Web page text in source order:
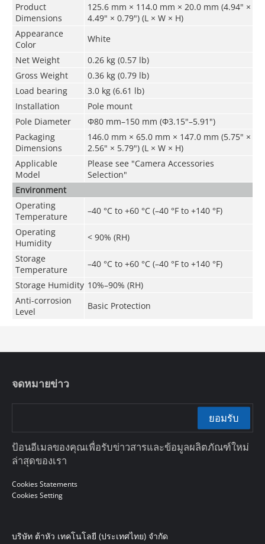
Product
Dimensions
125.6 mm × 114.0 mm × 20.0 mm (4.94" ×
4.49" × 0.79") (L × W × H)
Appearance
Color
White
Net Weight
0.26 kg (0.57 lb)
Gross Weight
0.36 kg (0.79 lb)
Load bearing
3.0 kg (6.61 lb)
Installation
Pole mount
Pole Diameter
Φ80 mm–150 mm (Φ3.15"–5.91")
Packaging
Dimensions
146.0 mm × 65.0 mm × 147.0 mm (5.75" ×
2.56" × 5.79") (L × W × H)
Applicable
Model
Please see "Camera Accessories
Selection"
Environment
Operating
Temperature
–40 °C to +60 °C (–40 °F to +140 °F)
Operating
Humidity
< 90% (RH)
Storage
Temperature
–40 °C to +60 °C (–40 °F to +140 °F)
Storage Humidity 10%–90% (RH)
Anti-corrosion
Level
Basic Protection
จดหมายข่าว
ยอมรับ
ป้อนอีเมลของคุณเพื่อรับข่าวสารและข้อมูลผลิตภัณฑ์ใหม่
ล่าสุดของเรา
Cookies Statements
Cookies Setting
บริษัท ต้าหัว เทคโนโลยี (ประเทศไทย) จำกัด